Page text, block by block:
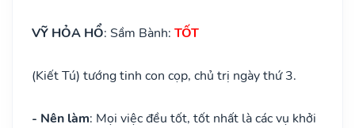
VỸ HỎA HỔ: Sầm Bành: TỐT
(Kiết Tú) tướng tinh con cọp, chủ trị ngày thứ 3.
- Nên làm: Mọi việc đều tốt, tốt nhất là các vụ khởi